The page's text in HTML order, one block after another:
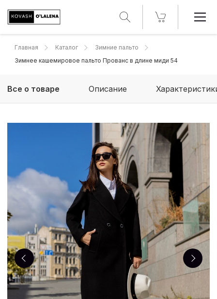
Главная Каталог
Зимние пальто
Зимнее кашемировое пальто Прованс в длине миди 54
Все о товаре Описание